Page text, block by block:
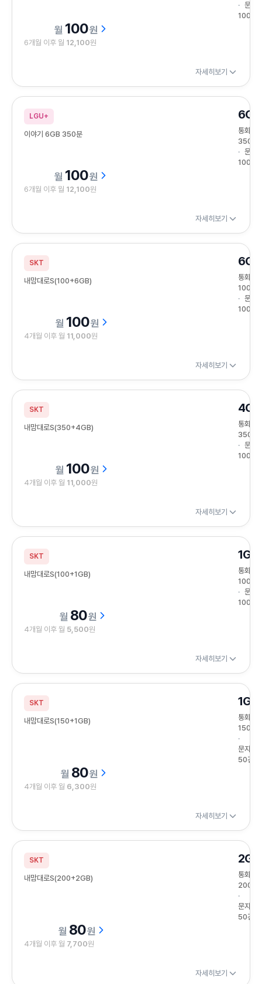
문자
100건
100원
6개월 이후 월 12,100원
자세히보기
LGU+
이야기 6GB 350분
6GB
통화
350분
문자
100건
100원
6개월 이후 월 12,100원
자세히보기
SKT
내맘대로S(100+6GB)
6GB
통화
100분
문자
100건
100원
4개월 이후 월 11,000원
자세히보기
SKT
내맘대로S(350+4GB)
4GB
통화
350분
문자
100건
100원
4개월 이후 월 11,000원
자세히보기
SKT
내맘대로S(100+1GB)
1GB
통화
100분
문자
100건
80원
4개월 이후 월 5,500원
자세히보기
SKT
내맘대로S(150+1GB)
1GB
통화
150분
문자
50건
80원
4개월 이후 월 6,300원
자세히보기
SKT
내맘대로S(200+2GB)
2GB
통화
200분
문자
50건
80원
4개월 이후 월 7,700원
자세히보기